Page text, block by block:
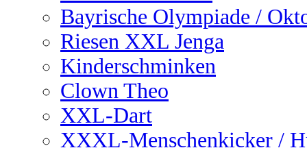
Bayrische Olympiade /
Riesen XXL Jenga
Kinderschminken
Clown Theo
XXL-Dart
XXXL-Menschenkicker /